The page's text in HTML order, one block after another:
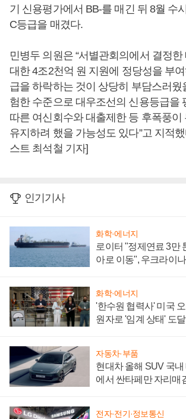
기 신용평가에서 BB-를 매긴 뒤 8월 수
C등급을 매겼다.
민병두 의원은 “서별관회의에서 결정한
대한 4조2천억 원 지원에 정당성을 부
급을 하락하는 것이 상당히 부담스러웠
험한 수준으로 대우조선의 신용등급을
따른 여신회수와 대출제한 등 후폭풍이
유지하려 했을 가능성도 있다”고 지적
스트 최석철 기자]
인기기사
화학·에너지
로이터 "정제연료 3만
아로 이동", 우크라이
화학·에너지
'한수원 협력사' 미국
원자로 '임계 상태' 도
자동차·부품
현대차 올해 SUV 국
에서 싼타페만 자리매
전자·전기·정보통신